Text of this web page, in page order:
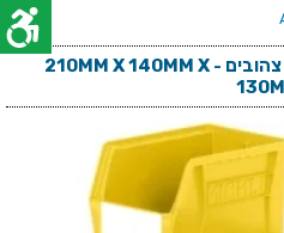
סט 10 תאי אחסון מודולריים צהובים - 210MM X 140MM X